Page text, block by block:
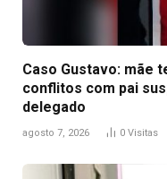
Caso Gustavo: mãe
conflitos com pai
delegado
agosto 7, 2026 0 Visitas